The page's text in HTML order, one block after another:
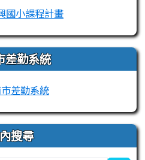
link to http://
差勤系統
搜尋